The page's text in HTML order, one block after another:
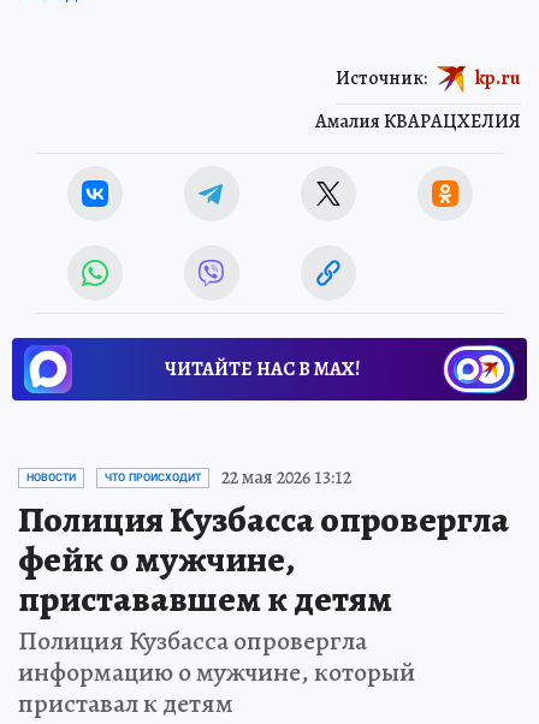
Амалия КВАРАЦХЕЛИЯ
Источник: kp.ru
ЧИТАЙТЕ НАС В МАХ!
НОВОСТИ ЧТО ПРОИСХОДИТ 22 мая 2026 13:12
Полиция Кузбасса опровергла
фейк о мужчине,
пристававшем к детям
Полиция Кузбасса опровергла
информацию о мужчине, который
приставал к детям